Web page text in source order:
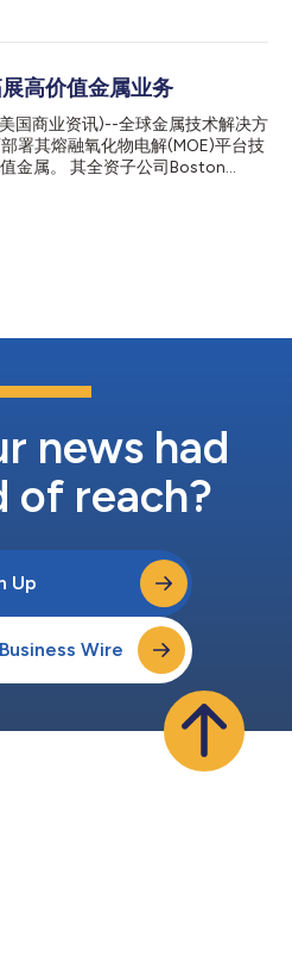
XCarb®创新基金进行了领投。安
对较短的时间内就取得卓越进展
，他们为钢铁业脱碳做出贡献的热
象。他们是XCarb®创新基金投资
。” Boston Metal已获专利的熔融
高价值金属业务
国商业资讯)--全球金属技术解决方
署其熔融氧化物电解(MOE)平台技
金属。 其全资子公司Boston
地提取高价值金属，能够帮助矿业
产来创造新的收入来源，从而减少
Taboca S.A.是巴西一家
合作来探索如何使用Boston Metal
这份谅解备忘录的工艺开发工作将
Boston Metal do Bra...
news had
of reach?
Up
Wire